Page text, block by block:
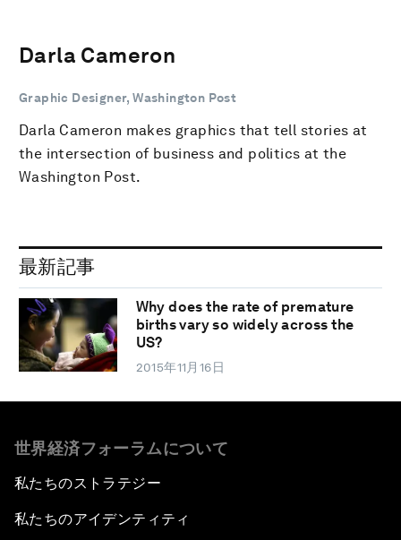
Darla Cameron
Graphic Designer, Washington Post
Darla Cameron makes graphics that tell stories at
the intersection of business and politics at the
Washington Post.
最新記事
Why does the rate of premature
births vary so widely across the
US?
2015年11月16日
世界経済フォーラムについて
私たちのストラテジー
私たちのアイデンティティ